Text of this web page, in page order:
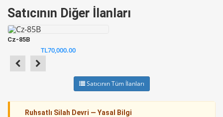
Satıcının Diğer İlanları
Cz-85B
TL70,000.00
Satıcının Tüm İlanları
Ruhsatlı Silah Devri — Yasal Bilgi